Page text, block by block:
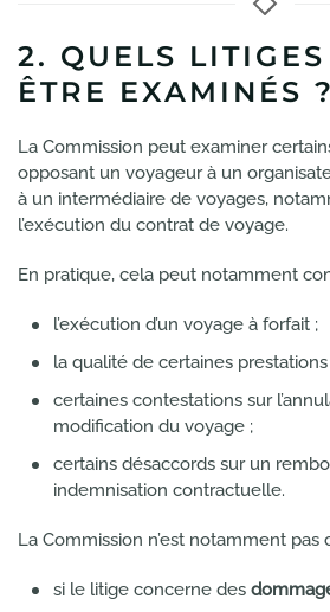
2. QUELS
ÊTRE EXAMINÉS ?
La Commission peut examiner
opposant un voyageur à un
à un intermédiaire de voyages,
l’exécution du contrat de voyage.
En pratique, cela peut notamment
l’exécution d’un voyage à forfait ;
la qualité de certaines
certaines contestations sur
modification du voyage ;
certains désaccords sur un
indemnisation contractuelle.
La Commission n’est notamment pas
si le litige concerne des